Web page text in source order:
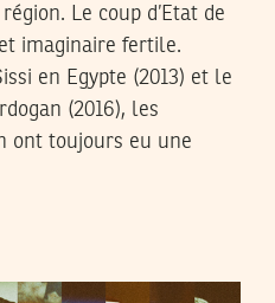
Le coup d’Etat de
imaginaire fertile.
en Egypte (2013) et le
(2016), les
ont toujours eu une